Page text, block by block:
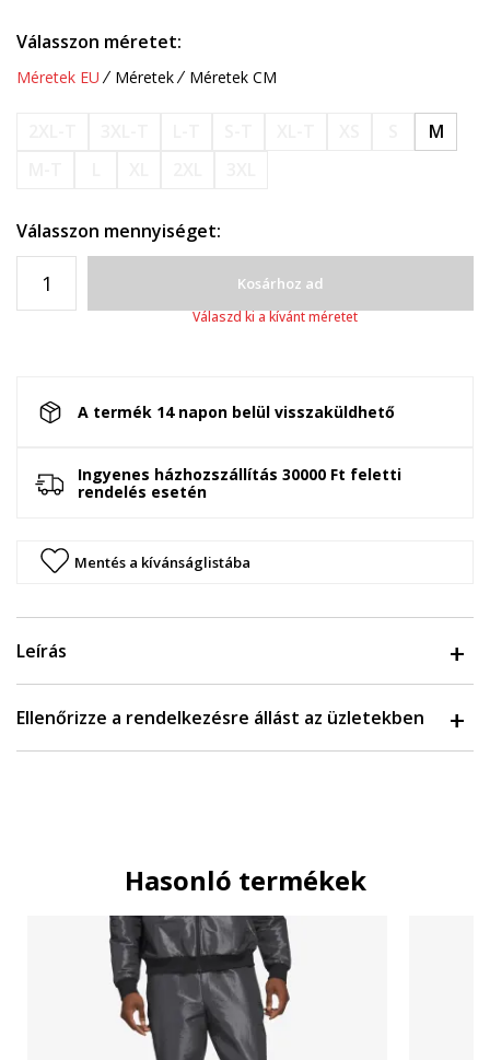
Válasszon méretet:
Méretek EU Méretek Méretek CM
M
Válasszon mennyiséget:
Kosárhoz ad
Válaszd ki a kívánt méretet
A termék 14 napon belül visszaküldhető
Ingyenes házhozszállítás 30000 Ft feletti
rendelés esetén
Mentés a kívánságlistába
Leírás
Ellenőrizze a rendelkezésre állást az üzletekben
Hasonló termékek